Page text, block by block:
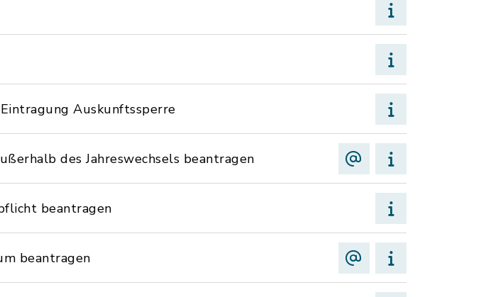
Auskunftssperre
des Jahreswechsels beantragen
beantragen
beantragen